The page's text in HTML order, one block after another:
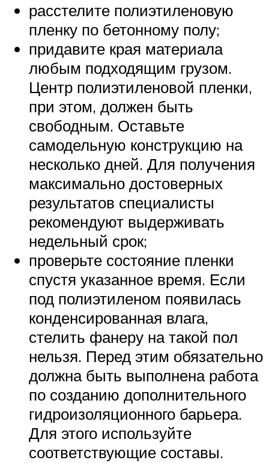
расстелите полиэтиленовую
пленку по бетонному полу;
придавите края материала
любым подходящим грузом.
Центр полиэтиленовой пленки,
при этом, должен быть
свободным. Оставьте
самодельную конструкцию на
несколько дней. Для получения
максимально достоверных
результатов специалисты
рекомендуют выдерживать
недельный срок;
проверьте состояние пленки
спустя указанное время. Если
под полиэтиленом появилась
конденсированная влага,
стелить фанеру на такой пол
нельзя. Перед этим обязательно
должна быть выполнена работа
по созданию дополнительного
гидроизоляционного барьера.
Для этого используйте
соответствующие составы.